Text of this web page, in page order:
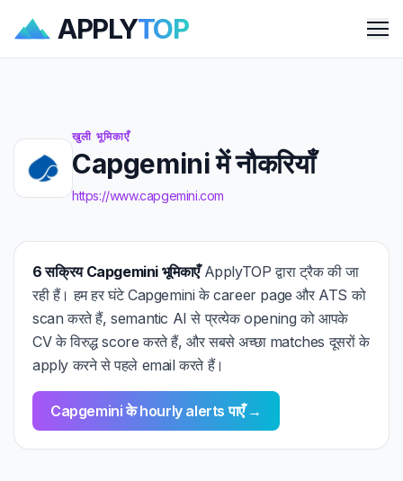
APPLYTOP
खुली भूमिकाएँ
Capgemini में नौकरियाँ
https://www.capgemini.com
6 सक्रिय Capgemini भूमिकाएँApplyTOP द्वारा ट्रैक की जा
रही हैं। हम हर घंटे Capgemini के career page और ATS को
scan करते हैं, semantic AI से प्रत्येक opening को आपके
CV के विरुद्ध score करते हैं, और सबसे अच्छा matches दूसरों के
apply करने से पहले email करते हैं।
Capgemini के hourly alerts पाएँ →